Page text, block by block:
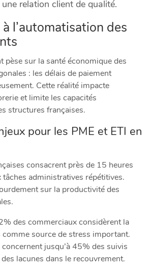
relation client de qualité.
l’automatisation des
pèse sur la santé économique des
: les délais de paiement
Cette réalité impacte
et limite les capacités
structures françaises.
pour les PME et ETI en
consacrent près de 15 heures
tâches administratives répétitives.
sur la productivité des
des commerciaux considèrent la
source de stress important.
jusqu’à 45% des suivis
lacunes dans le recouvrement.